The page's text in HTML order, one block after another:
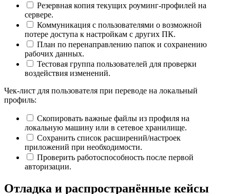
Резервная копия текущих роуминг‑профилей на
сервере.
Коммуникация с пользователями о возможной
потере доступа к настройкам с других ПК.
План по перенаправлению папок и сохранению
рабочих данных.
Тестовая группа пользователей для проверки
воздействия изменений.
Чек‑лист для пользователя при переводе на локальный
профиль:
Скопировать важные файлы из профиля на
локальную машину или в сетевое хранилище.
Сохранить список расширений/настроек
приложений при необходимости.
Проверить работоспособность после первой
авторизации.
Отладка и распространённые кейсы